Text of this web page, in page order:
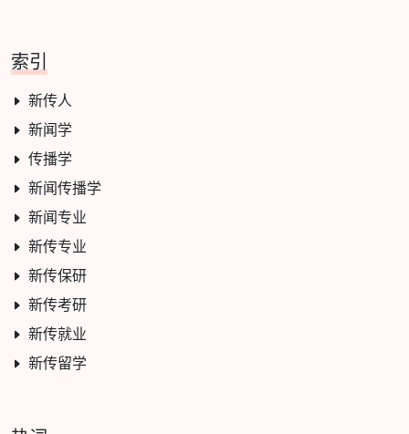
索引
新传人
新闻学
传播学
新闻传播学
新闻专业
新传专业
新传保研
新传考研
新传就业
新传留学